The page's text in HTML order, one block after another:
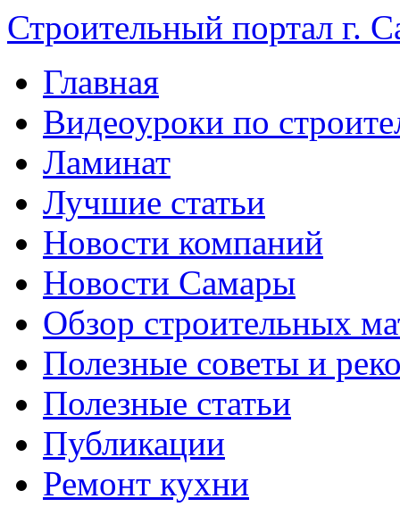
Строительный портал г.
Главная
Видеоуроки по
Ламинат
Лучшие статьи
Новости компаний
Новости Самары
Обзор строительных
Полезные советы и
Полезные статьи
Публикации
Ремонт кухни